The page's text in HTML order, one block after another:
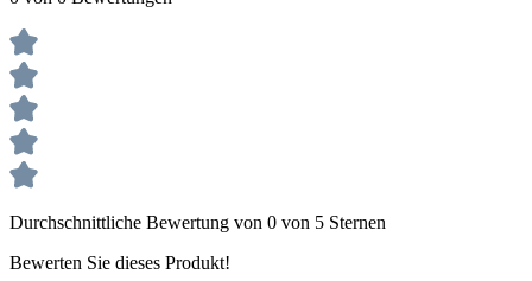
Durchschnittliche Bewertung von 0 von 5 Sternen
Bewerten Sie dieses Produkt!